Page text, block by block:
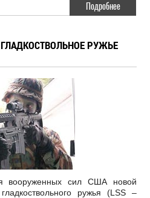
Подробнее
РУЖЬЕ
вооруженных сил США новой
ружья (LSS –